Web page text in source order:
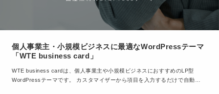
個人事業主・小規模ビジネスに最適なWordPressテーマ
「WTE business card」
WTE business cardは、個人事業主や小規模ビジネスにおすすめのLP型
WordPressテーマです。 カスタマイザーから項目を入力するだけで自動…